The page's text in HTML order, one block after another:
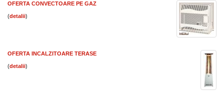
OFERTA CONVECTOARE PE GAZ
( )
OFERTA INCALZITOARE TERASE
( )